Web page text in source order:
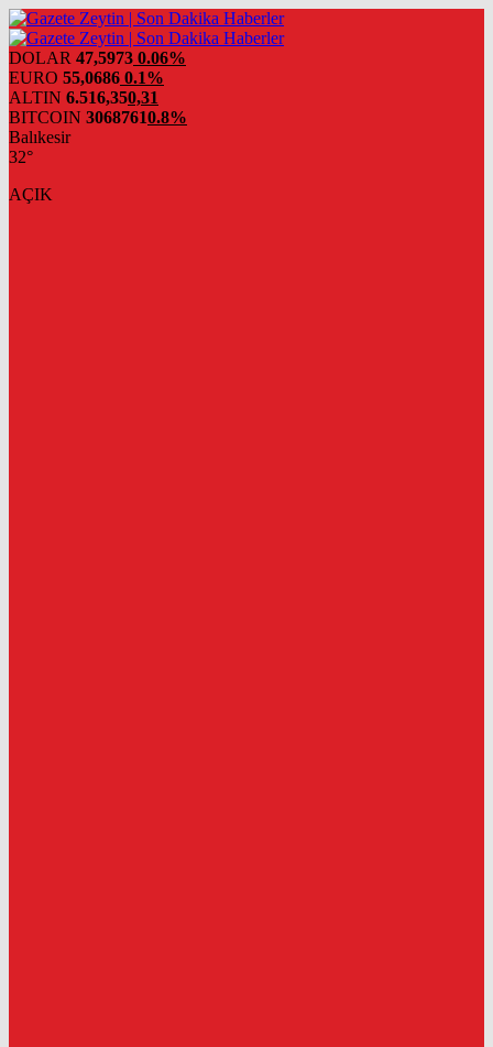
DOLAR 47,5973 0.06%
EURO 55,0686 0.1%
ALTIN 6.516,350,31
BITCOIN 30687610.8%
Balıkesir
32°
AÇIK